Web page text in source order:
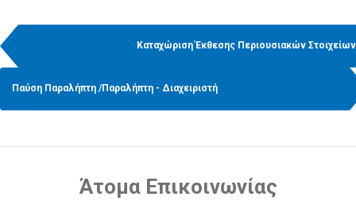
Καταχώριση Έκθεσης Περιουσιακών Στοιχείων
Παύση Παραλήπτη /Παραλήπτη - Διαχειριστή
Άτομα Επικοινωνίας